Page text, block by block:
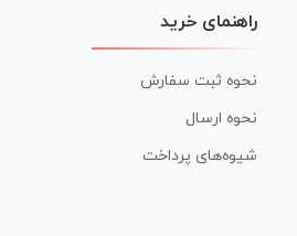
راهنمای خرید
نحوه ثبت سفارش
نحوه ارسال
شیوه‌های پرداخت